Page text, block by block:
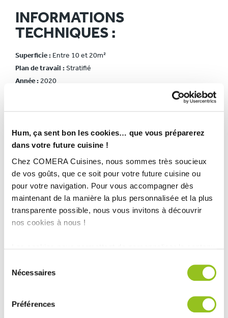
Hum, ça sent bon les cookies… que vous préparerez
dans votre future cuisine !
Chez COMERA Cuisines, nous sommes très soucieux
de vos goûts, que ce soit pour votre future cuisine ou
pour votre navigation. Pour vous accompagner dès
maintenant de la manière la plus personnalisée et la plus
transparente possible, nous vous invitons à découvrir
nos cookies à nous !
médias sociaux et d'analyser notre trafic. Nous
partageons également des informations sur l'utilisation de
notre site avec nos partenaires de médias sociaux, de
publicité et d'analyse, qui peuvent combiner celles-ci
Nécessaires
Préférences
INFORMATIONS
TECHNIQUES :
Superficie : Entre 10 et 20m²
Plan de travail : Stratifié
Année : 2020
Rencontrez votre cuisiniste
Prendre rendez-vous
Cuisine moderne taupe et blanc d’été